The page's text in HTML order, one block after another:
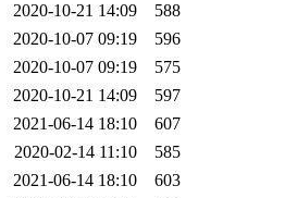
2020-10-21 14:09
588
2020-10-07 09:19
596
2020-10-07 09:19
575
2020-10-21 14:09
597
2021-06-14 18:10
607
2020-02-14 11:10
585
2021-06-14 18:10
603